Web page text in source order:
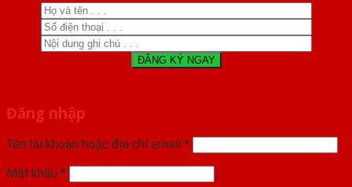
Đăng nhập
Tên tài khoản hoặc địa chỉ email *
Mật khẩu *